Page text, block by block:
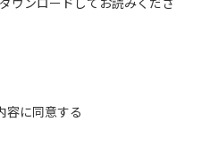
容に同意する